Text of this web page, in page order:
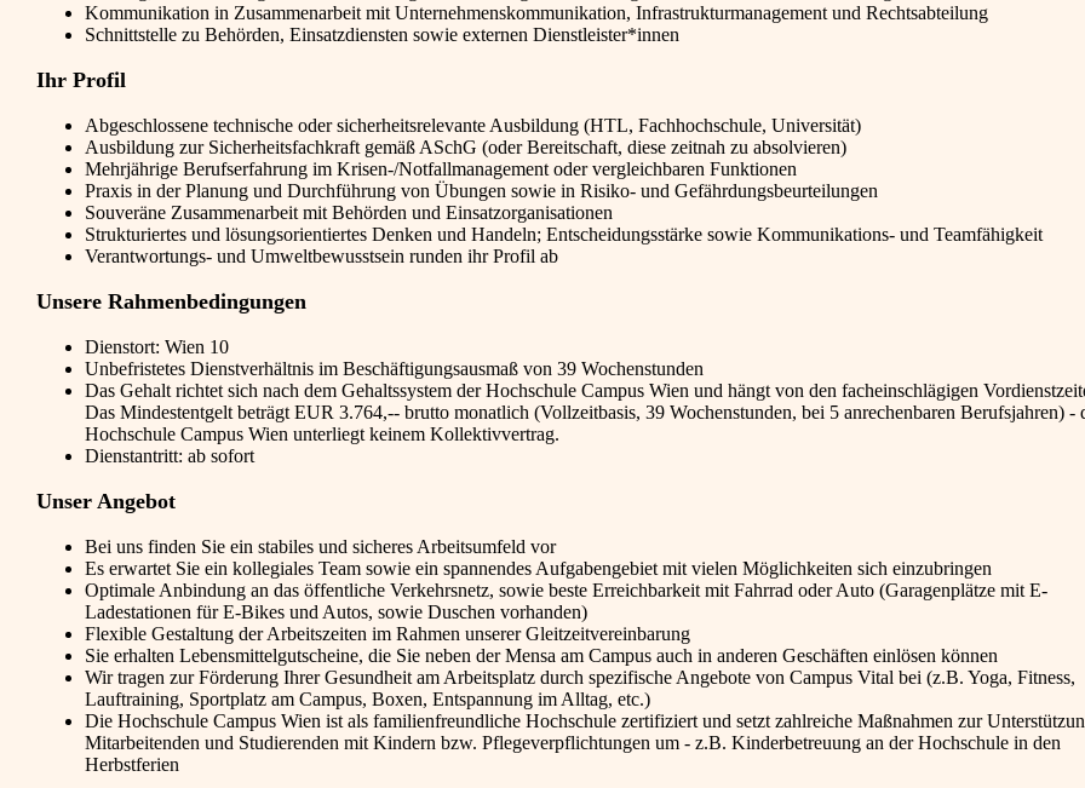
Kommunikation in Zusammenarbeit mit Unternehmenskommunikation, Infrastrukturmanagement und Rechtsabteilung
Schnittstelle zu Behörden, Einsatzdiensten sowie externen Dienstleister*innen
Ihr Profil
Abgeschlossene technische oder sicherheitsrelevante Ausbildung (HTL, Fachhochschule, Universität)
Ausbildung zur Sicherheitsfachkraft gemäß ASchG (oder Bereitschaft, diese zeitnah zu absolvieren)
Mehrjährige Berufserfahrung im Krisen-/Notfallmanagement oder vergleichbaren Funktionen
Praxis in der Planung und Durchführung von Übungen sowie in Risiko- und Gefährdungsbeurteilungen
Souveräne Zusammenarbeit mit Behörden und Einsatzorganisationen
Strukturiertes und lösungsorientiertes Denken und Handeln; Entscheidungsstärke sowie Kommunikations- und Teamfähigkeit
Verantwortungs- und Umweltbewusstsein runden ihr Profil ab
Unsere Rahmenbedingungen
Dienstort: Wien 10
Unbefristetes Dienstverhältnis im Beschäftigungsausmaß von 39 Wochenstunden
Das Gehalt richtet sich nach dem Gehaltssystem der Hochschule Campus Wien und hängt von den facheinschlägigen
Das Mindestentgelt beträgt EUR 3.764,-- brutto monatlich (Vollzeitbasis, 39 Wochenstunden, bei 5 anrechenbaren Berufsjahren) -
Hochschule Campus Wien unterliegt keinem Kollektivvertrag.
Dienstantritt: ab sofort
Unser Angebot
Bei uns finden Sie ein stabiles und sicheres Arbeitsumfeld vor
Es erwartet Sie ein kollegiales Team sowie ein spannendes Aufgabengebiet mit vielen Möglichkeiten sich einzubringen
Optimale Anbindung an das öffentliche Verkehrsnetz, sowie beste Erreichbarkeit mit Fahrrad oder Auto (Garagenplätze mit E-
Ladestationen für E-Bikes und Autos, sowie Duschen vorhanden)
Flexible Gestaltung der Arbeitszeiten im Rahmen unserer Gleitzeitvereinbarung
Sie erhalten Lebensmittelgutscheine, die Sie neben der Mensa am Campus auch in anderen Geschäften einlösen können
Wir tragen zur Förderung Ihrer Gesundheit am Arbeitsplatz durch spezifische Angebote von Campus Vital bei (z.B. Yoga, Fitness,
Lauftraining, Sportplatz am Campus, Boxen, Entspannung im Alltag, etc.)
Die Hochschule Campus Wien ist als familienfreundliche Hochschule zertifiziert und setzt zahlreiche Maßnahmen zur
Mitarbeitenden und Studierenden mit Kindern bzw. Pflegeverpflichtungen um - z.B. Kinderbetreuung an der Hochschule in den
Herbstferien